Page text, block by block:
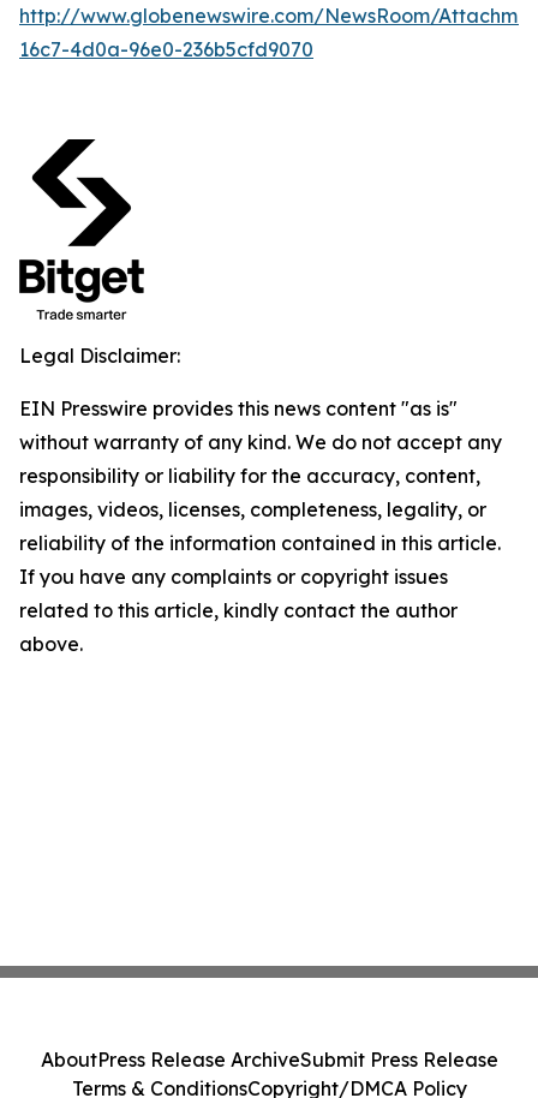
http://www.globenewswire.com/NewsRoom/
16c7-4d0a-96e0-236b5cfd9070
Legal Disclaimer:
EIN Presswire provides this news content "as is"
without warranty of any kind. We do not accept any
responsibility or liability for the accuracy, content,
images, videos, licenses, completeness, legality, or
reliability of the information contained in this article.
If you have any complaints or copyright issues
related to this article, kindly contact the author
above.
AboutPress Release ArchiveSubmit Press Release
Terms & ConditionsCopyright/DMCA Policy